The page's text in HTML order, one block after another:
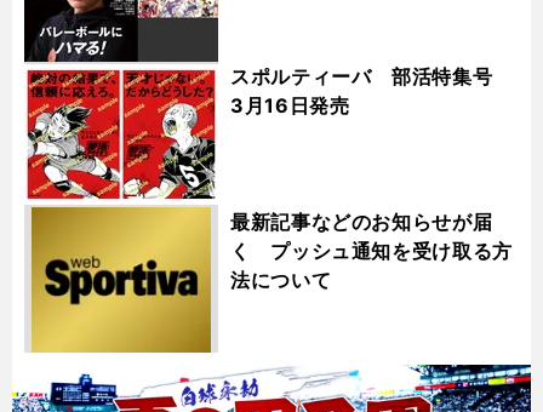
スポルティーバ 部活特集号
3月16日発売
最新記事などのお知らせが届
く プッシュ通知を受け取る方
法について